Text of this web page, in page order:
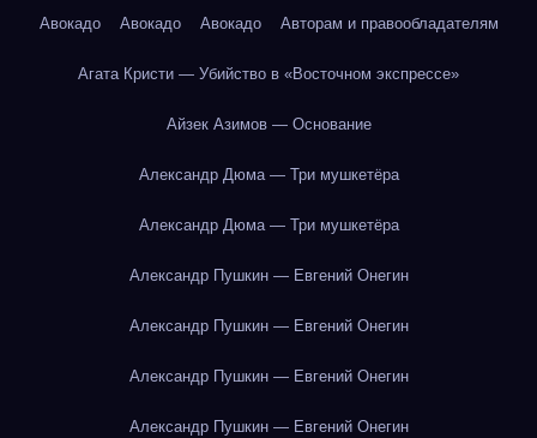
Авокадо Авокадо Авокадо Авторам и правообладателям
Агата Кристи — Убийство в «Восточном экспрессе»
Айзек Азимов — Основание
Александр Дюма — Три мушкетёра
Александр Дюма — Три мушкетёра
Александр Пушкин — Евгений Онегин
Александр Пушкин — Евгений Онегин
Александр Пушкин — Евгений Онегин
Александр Пушкин — Евгений Онегин